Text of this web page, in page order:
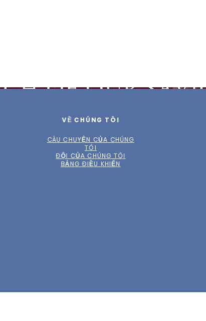
VỀ CHÚNG TÔI
CÂU CHUYỆN CỦA CHÚNG
TÔI
ĐỘI CỦA CHÚNG TÔI
BẢNG ĐIỀU KHIỂN